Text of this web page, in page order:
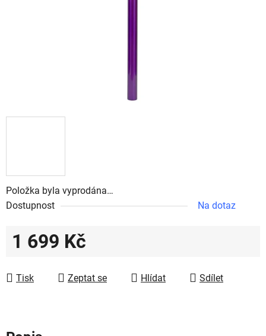
Položka byla vyprodána…
Dostupnost
Na dotaz
1 699 Kč
Tisk
Zeptat se Hlídat Sdílet